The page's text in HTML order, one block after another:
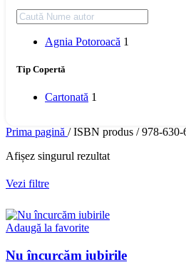
Agnia Potoroacă 1
Tip Copertă
Cartonată 1
Prima pagină / ISBN produs / 978-630-
Afișez singurul rezultat
Vezi filtre
Adaugă la favorite
Nu încurcăm iubirile